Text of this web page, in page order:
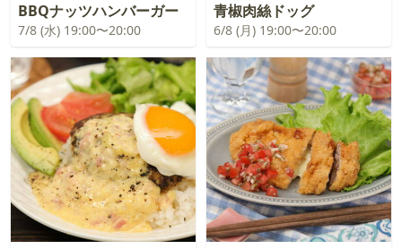
BBQナッツハンバーガー
7/8 (水) 19:00〜20:00
青椒肉絲ドッグ
6/8 (月) 19:00〜20:00